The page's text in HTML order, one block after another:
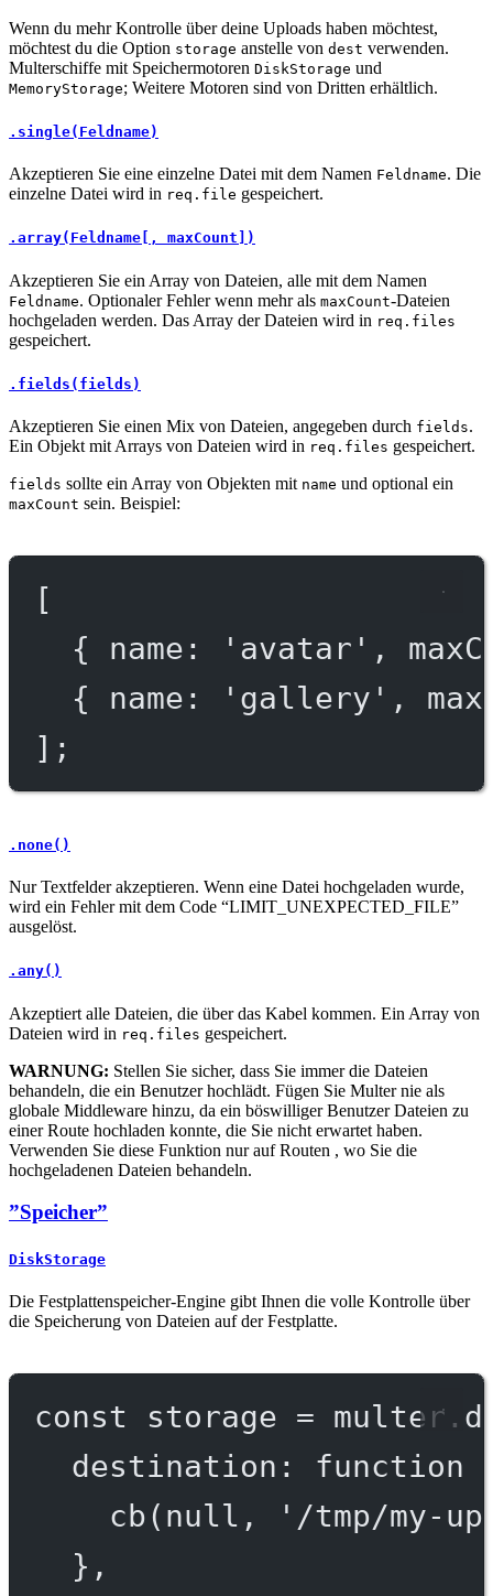
Wenn du mehr Kontrolle über deine Uploads haben möchtest,
möchtest du die Option storage anstelle von dest verwenden.
Multerschiffe mit Speichermotoren DiskStorage und
MemoryStorage; Weitere Motoren sind von Dritten erhältlich.
.single(Feldname)
Akzeptieren Sie eine einzelne Datei mit dem Namen Feldname. Die
einzelne Datei wird in req.file gespeichert.
.array(Feldname[, maxCount])
Akzeptieren Sie ein Array von Dateien, alle mit dem Namen
Feldname. Optionaler Fehler wenn mehr als maxCount-Dateien
hochgeladen werden. Das Array der Dateien wird in req.files
gespeichert.
.fields(fields)
Akzeptieren Sie einen Mix von Dateien, angegeben durch fields.
Ein Objekt mit Arrays von Dateien wird in req.files gespeichert.
fields sollte ein Array von Objekten mit name und optional ein
maxCount sein. Beispiel:
[
{ name:
'avatar' ,
{ name:
'gallery' ,
];
.none()
Nur Textfelder akzeptieren. Wenn eine Datei hochgeladen wurde,
wird ein Fehler mit dem Code “LIMIT_UNEXPECTED_FILE”
ausgelöst.
.any()
Akzeptiert alle Dateien, die über das Kabel kommen. Ein Array von
Dateien wird in req.files gespeichert.
WARNUNG: Stellen Sie sicher, dass Sie immer die Dateien
behandeln, die ein Benutzer hochlädt. Fügen Sie Multer nie als
globale Middleware hinzu, da ein böswilliger Benutzer Dateien zu
einer Route hochladen konnte, die Sie nicht erwartet haben.
Verwenden Sie diese Funktion nur auf Routen , wo Sie die
hochgeladenen Dateien behandeln.
”Speicher”
DiskStorage
Die Festplattenspeicher-Engine gibt Ihnen die volle Kontrolle über
die Speicherung von Dateien auf der Festplatte.
const storage = multer.
destination : function
cb( null ,
'/tmp/my-
},